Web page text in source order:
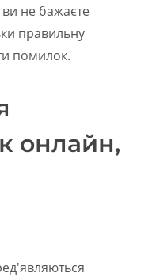
не бажаєте
правильну
помилок.
онлайн,